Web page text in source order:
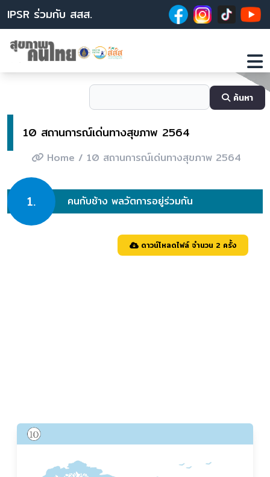
IPSR ร่วมกับ สสส.
ค้นหา
10 สถานการณ์เด่นทางสุขภาพ 2564
Home / 10 สถานการณ์เด่นทางสุขภาพ 2564
1. คนกับช้าง พลวัตการอยู่ร่วมกัน
ดาวน์โหลดไฟล์ จำนวน 2 ครั้ง